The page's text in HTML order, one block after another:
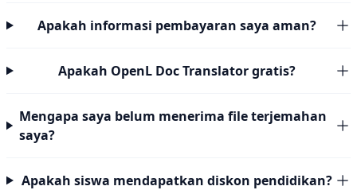
Apakah informasi pembayaran saya aman?
Apakah OpenL Doc Translator gratis?
Mengapa saya belum menerima file terjemahan
saya?
Apakah siswa mendapatkan diskon pendidikan?